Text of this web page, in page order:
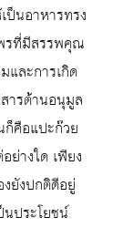
นอาหารทรง
รที่มีสรรพคุณ
และการเกิด
ารต้านอนุมูล
ก็คือแปะก๊วย
ย่างใด เพียง
ยังปกติดีอยู่
ประโยชน์